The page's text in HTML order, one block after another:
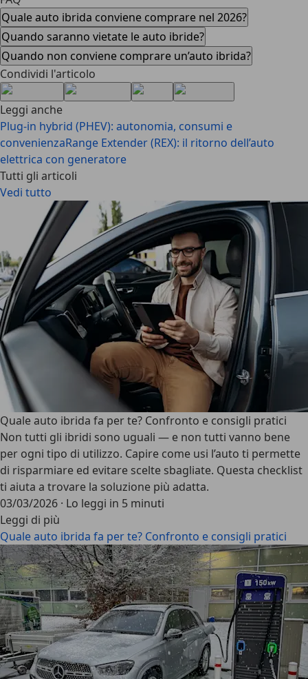
Quale auto ibrida conviene comprare nel 2026?
Quando saranno vietate le auto ibride?
Quando non conviene comprare un’auto ibrida?
Condividi l'articolo
Leggi anche
Plug-in hybrid (PHEV): autonomia, consumi e
convenienzaRange Extender (REX): il ritorno dell’auto
elettrica con generatore
Tutti gli articoli
Vedi tutto
Quale auto ibrida fa per te? Confronto e consigli pratici
Non tutti gli ibridi sono uguali — e non tutti vanno bene
per ogni tipo di utilizzo. Capire come usi l’auto ti permette
di risparmiare ed evitare scelte sbagliate. Questa checklist
ti aiuta a trovare la soluzione più adatta.
03/03/2026 · Lo leggi in 5 minuti
Leggi di più
Quale auto ibrida fa per te? Confronto e consigli pratici